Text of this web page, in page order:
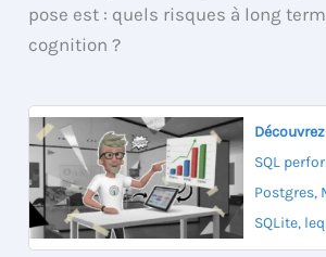
pose est : quels risques à long
cognition ?
SQL
Postgres,
SQLite,